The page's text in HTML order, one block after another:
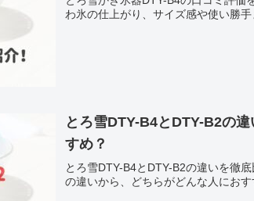
わ氷の仕上がり、サイズ感や使い勝手
とろ雪DTY-B4とDTY-B2の
すめ？
とろ雪DTY-B4とDTY-B2の違いを徹
の違いから、どちらがどんな人におす